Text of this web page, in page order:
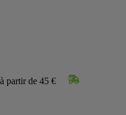
partir de 45 €